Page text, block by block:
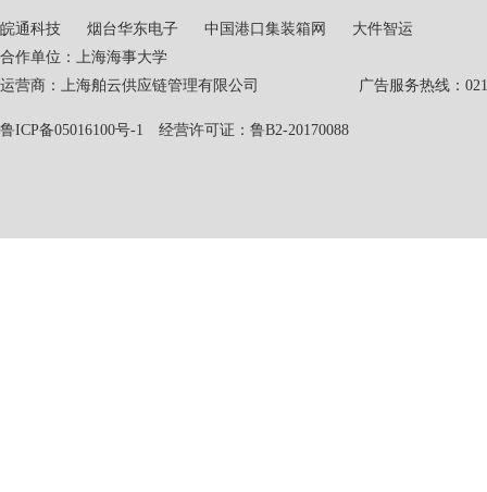
皖通科技 烟台华东电子 中国港口集装箱网
大件智运
合作单位：上海海事大学
运营商：上海舶云供应链管理有限公司 广告服务热线：021-
鲁ICP备05016100号-1 经营许可证：鲁B2-20170088